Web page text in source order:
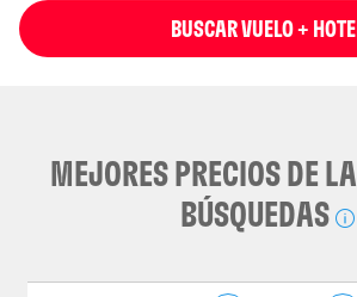
BUSCAR VUELO +
MEJORES PRECIOS DE
BÚSQUEDAS